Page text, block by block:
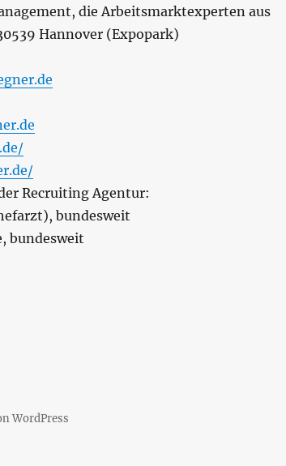
die Arbeitsmarktexperten aus
Hannover (Expopark)
Recruiting Agentur:
bundesweit
bundesweit
WordPress